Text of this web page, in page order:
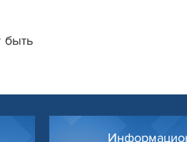
быть